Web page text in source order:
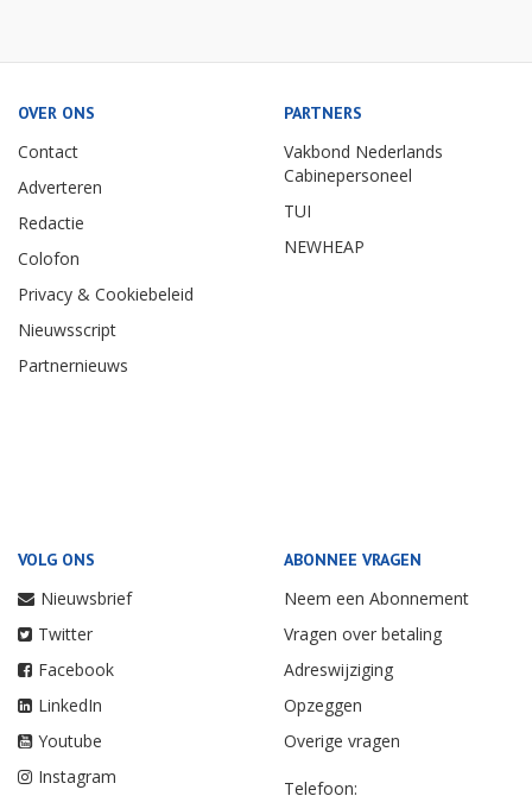
OVER ONS
Contact
Adverteren
Redactie
Colofon
Privacy & Cookiebeleid
Nieuwsscript
Partnernieuws
PARTNERS
Vakbond Nederlands
Cabinepersoneel
TUI
NEWHEAP
VOLG ONS
Nieuwsbrief
Twitter
Facebook
LinkedIn
Youtube
Instagram
ABONNEE VRAGEN
Neem een Abonnement
Vragen over betaling
Adreswijziging
Opzeggen
Overige vragen
Telefoon: